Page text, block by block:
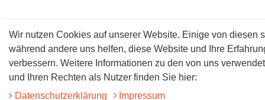
Wir nutzen Cookies auf unserer Website. Einige von diesen
während andere uns helfen, diese Website und Ihre
verbessern. Weitere Informationen zu den von uns
und Ihren Rechten als Nutzer finden Sie hier:
Daten­schutz­erklärung
Impressum